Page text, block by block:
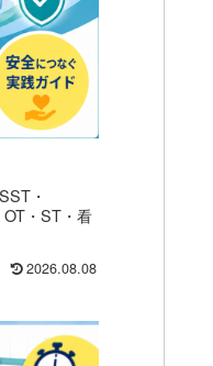
・
・ST・看
2026.08.08